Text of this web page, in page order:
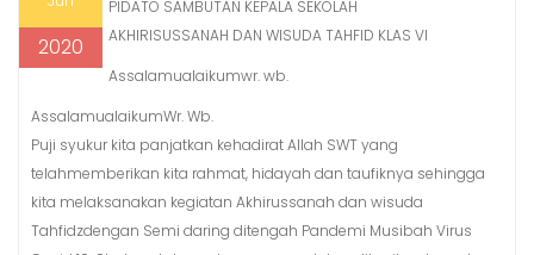
2020
PIDATO SAMBUTAN KEPALA SEKOLAH
AKHIRISUSSANAH DAN WISUDA TAHFID KLAS VI
Assalamualaikumwr. wb.
AssalamualaikumWr. Wb.
Puji syukur kita panjatkan kehadirat Allah SWT yang
telahmemberikan kita rahmat, hidayah dan taufiknya sehingga
kita melaksanakan kegiatan Akhirussanah dan wisuda
Tahfidzdengan Semi daring ditengah Pandemi Musibah Virus